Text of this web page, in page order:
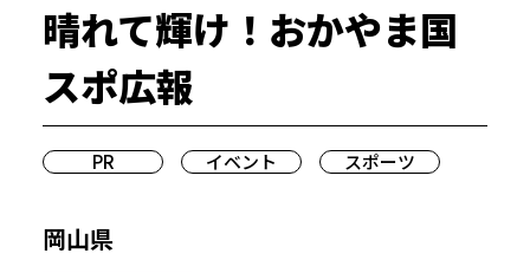
SUSTAINABILITY
NEWS
晴れて輝け！おかやま国
スポ広報
PR イベント スポーツ
岡山県